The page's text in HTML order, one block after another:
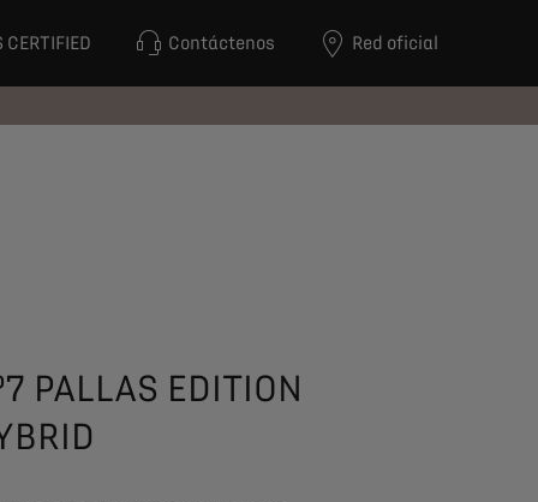
CERTIFIED Contáctenos Red oficial
PALLAS EDITION